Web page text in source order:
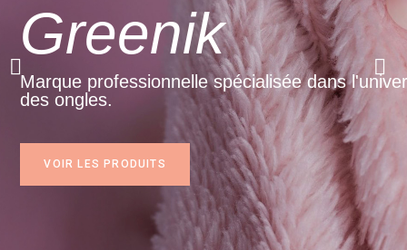
dans l'univers
Toofruit​
Marque dermatologique
de 3 à 12 ans.
VOIR LES PRODUITS